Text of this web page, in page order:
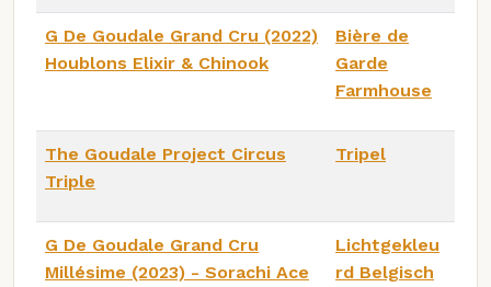
G De Goudale Grand Cru (2022)
Houblons Elixir & Chinook
Bière de
Garde
Farmhouse
The Goudale Project Circus
Triple
Tripel
G De Goudale Grand Cru
Millésime (2023) - Sorachi Ace
Lichtgekleu
rd Belgisch